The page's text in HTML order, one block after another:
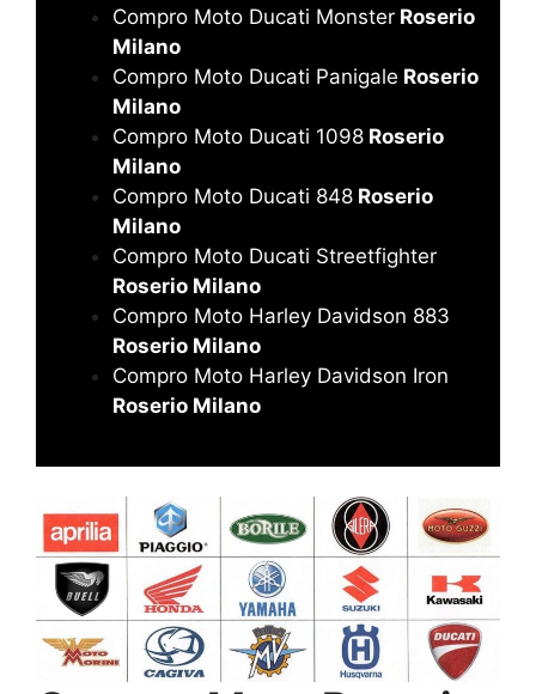
Compro Moto Ducati Monster Roserio
Milano
Compro Moto Ducati Panigale Roserio
Milano
Compro Moto Ducati 1098 Roserio
Milano
Compro Moto Ducati 848 Roserio
Milano
Compro Moto Ducati Streetfighter
Roserio Milano
Compro Moto Harley Davidson 883
Roserio Milano
Compro Moto Harley Davidson Iron
Roserio Milano